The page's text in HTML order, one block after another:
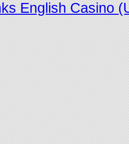
English Casino